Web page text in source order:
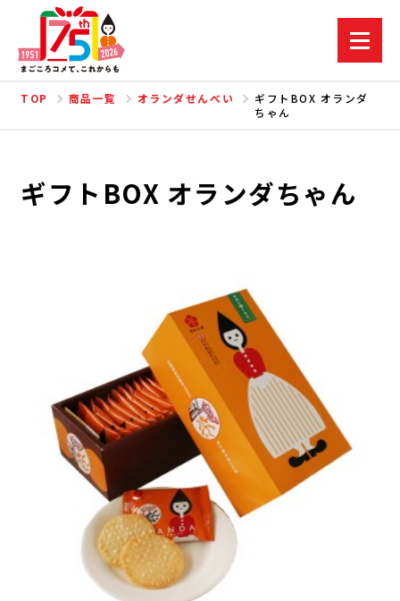
TOP 商品一覧 オランダせんべい
ギフトBOX オランダ
ちゃん
ギフトBOX オランダちゃん